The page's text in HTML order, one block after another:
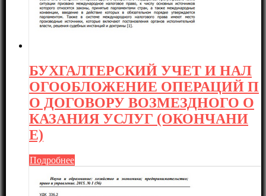
БУХГАЛТЕРСКИЙ УЧЕТ И НАЛ
ОГООБЛОЖЕНИЕ ОПЕРАЦИЙ П
О ДОГОВОРУ ВОЗМЕЗДНОГО О
КАЗАНИЯ УСЛУГ (ОКОНЧАНИ
Е)
Подробнее